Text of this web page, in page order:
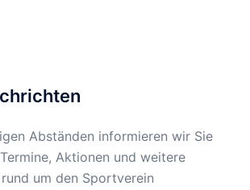
Abständen informieren wir Sie
Aktionen und weitere
um den Sportverein